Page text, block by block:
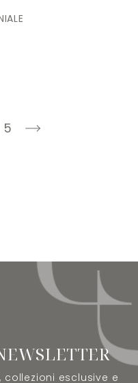
5 next
esclusive e